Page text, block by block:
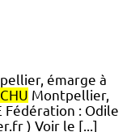
émarge à
CHU Montpellier,
Fédération : Odile
) Voir le [...]